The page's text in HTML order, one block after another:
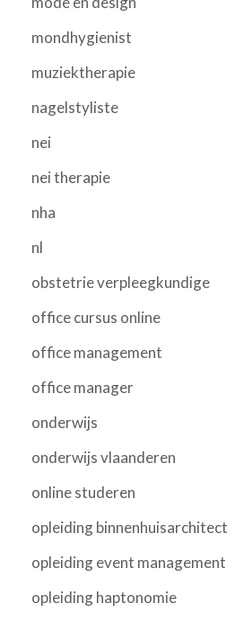
mondhygienist
muziektherapie
nagelstyliste
nei
nei therapie
nha
nl
obstetrie verpleegkundige
office cursus online
office management
office manager
onderwijs
onderwijs vlaanderen
online studeren
opleiding binnenhuisarchitect
opleiding event management
opleiding haptonomie